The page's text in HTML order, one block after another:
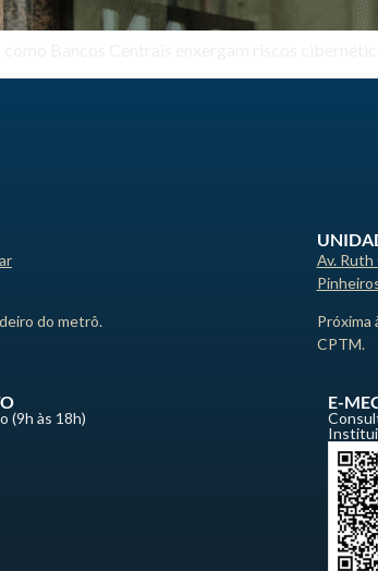
do metrô.
Av. Ruth
Próxima
CPTM.
(9h às 18h)
E-